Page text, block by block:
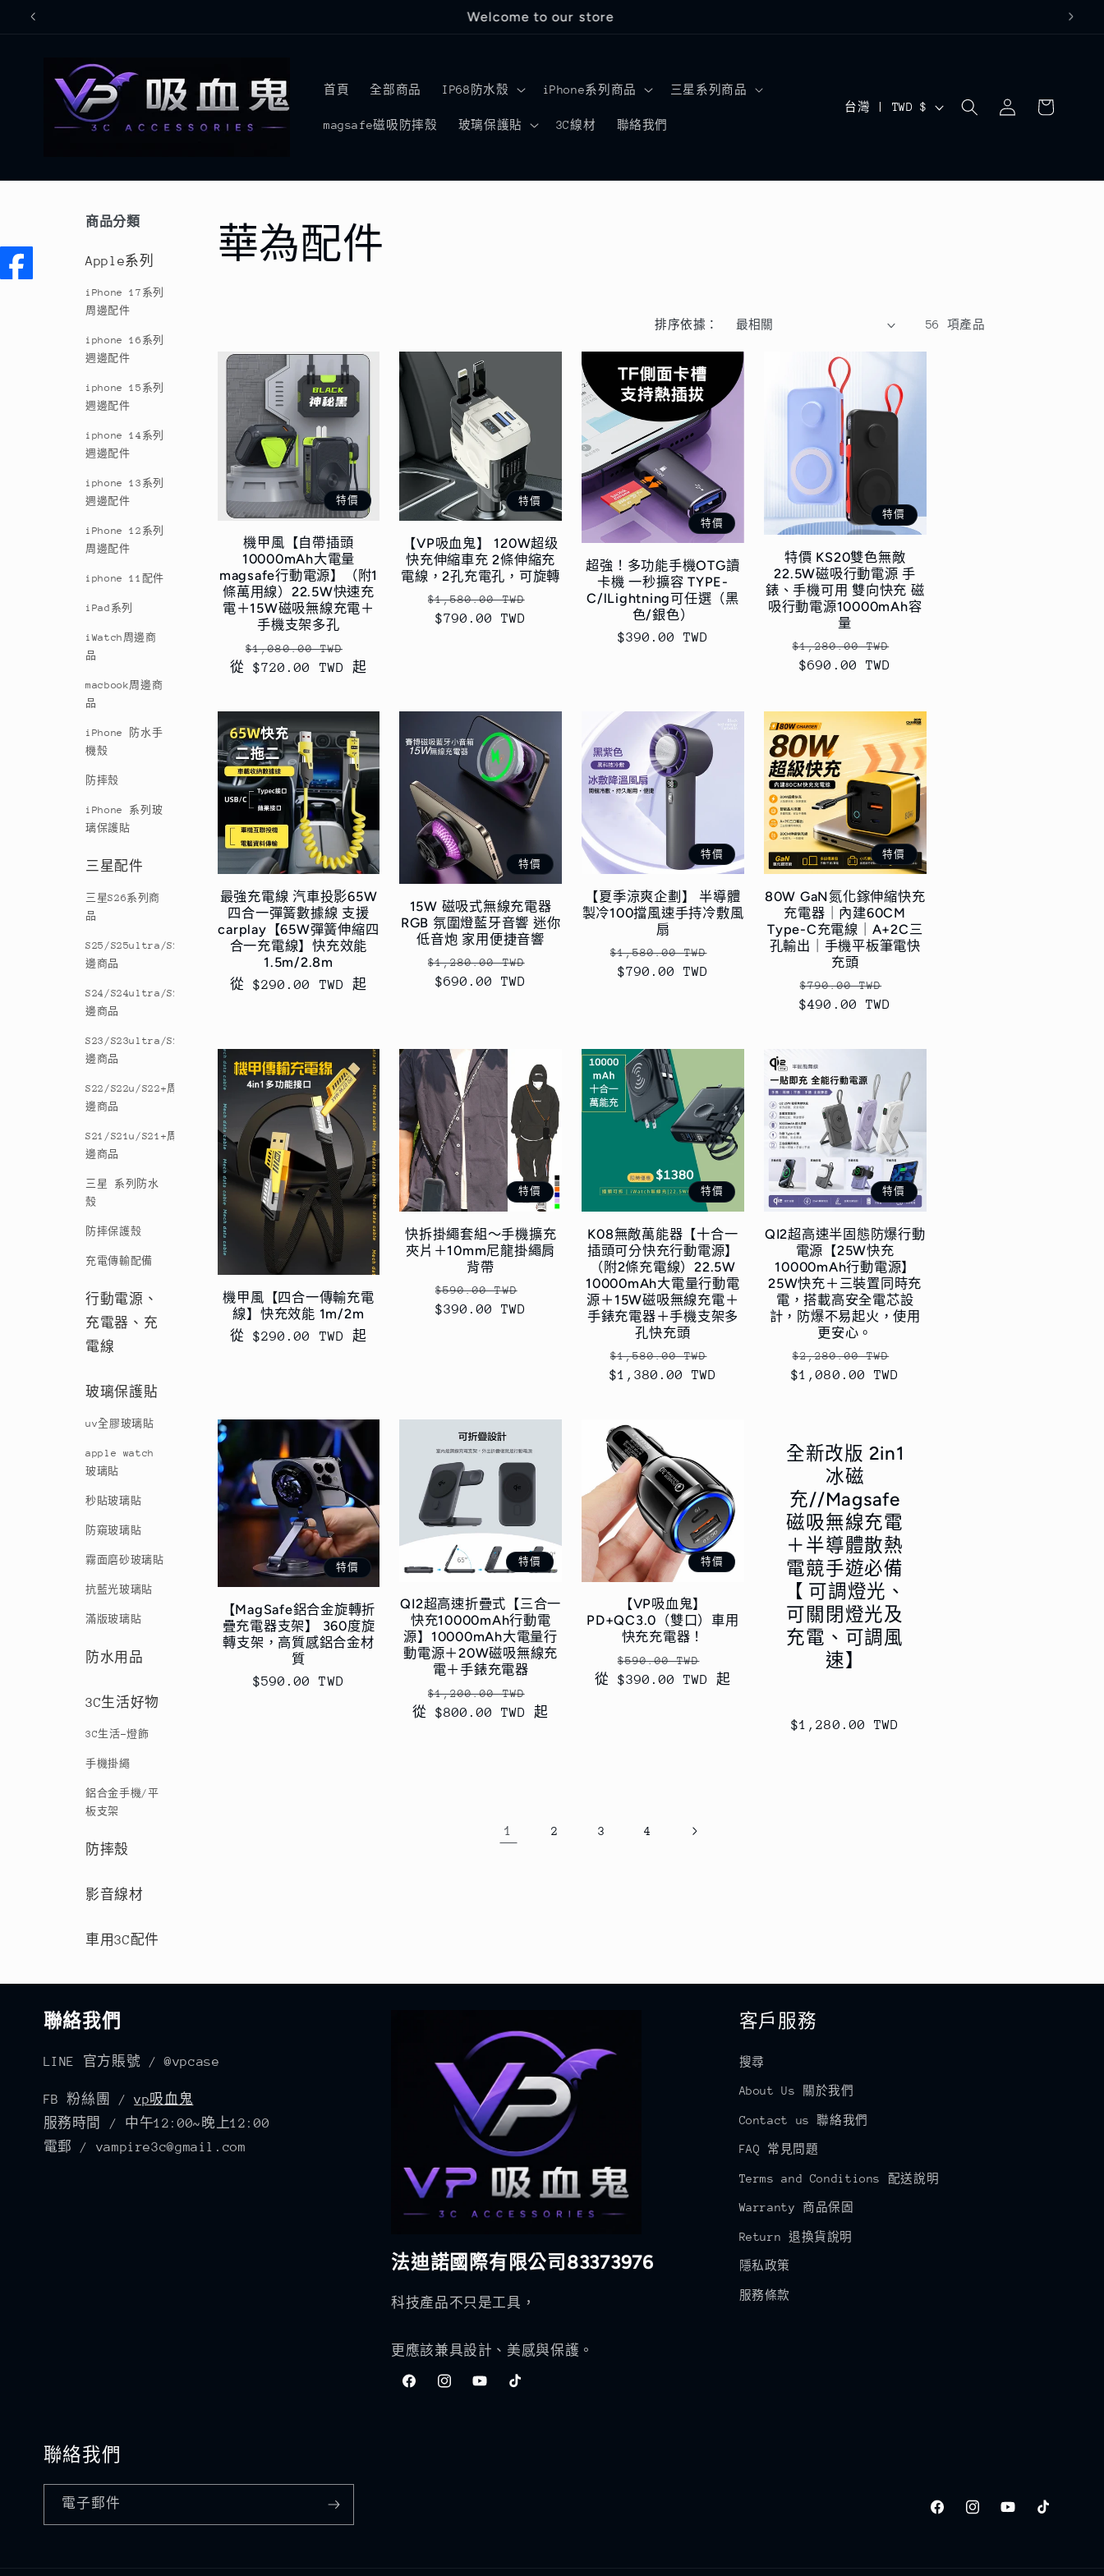
跳至內
Welcome to our store
首頁 全部商品 IP68防水殼 iPhone系列商品 三星系列商品
magsafe磁吸防摔殼 玻璃保護貼 3C線材 聯絡我們
國
台灣 | TWD $
登
入
物
商品分類
Apple系列
iPhone 17系列
周邊配件
iphone 16系列
週邊配件
iphone 15系列
週邊配件
iphone 14系列
週邊配件
iphone 13系列
週邊配件
iPhone 12系列
周邊配件
iphone 11配件
iPad系列
iWatch周邊商
品
macbook周邊商
品
iPhone 防水手
機殼
防摔殼
iPhone 系列玻
璃保護貼
三星配件
三星S26系列商
品
S25/S25ultra/S25+周
邊商品
S24/S24ultra/S24+周
邊商品
S23/S23ultra/S23+周
邊商品
S22/S22u/S22+周
邊商品
S21/S21u/S21+周
邊商品
三星 系列防水
殼
防摔保護殼
充電傳輸配備
行動電源、
充電器、充
電線
玻璃保護貼
uv全膠玻璃貼
apple watch
玻璃貼
秒貼玻璃貼
防窺玻璃貼
霧面磨砂玻璃貼
抗藍光玻璃貼
滿版玻璃貼
防水用品
3C生活好物
3C生活-燈飾
手機掛繩
鋁合金手機/平
板支架
防摔殼
影音線材
車用3C配件
商
系
列
:
華為配件
排序依據： 56 項產品
特價
機甲風【自帶插頭
10000mAh大電量
magsafe行動電源】（附1
條萬用線）22.5W快速充
電＋15W磁吸無線充電＋
手機支架多孔
定
價
$1,080.00 TWD
價
從 $720.00 TWD 起
特價
【VP吸血鬼】 120W超级
快充伸縮車充 2條伸縮充
電線，2孔充電孔，可旋轉
定
價
$1,580.00 TWD
$790.00 TWD
特價
超強！多功能手機OTG讀
卡機 一秒擴容 TYPE-
C/lLightning可任選（黑
色/銀色）
售
$390.00 TWD
特價
特價 KS20雙色無敵
22.5W磁吸行動電源 手
錶、手機可用 雙向快充 磁
吸行動電源10000mAh容
量
定
價
$1,280.00 TWD
$690.00 TWD
最強充電線 汽車投影65W
四合一彈簧數據線 支援
carplay【65W彈簧伸縮四
合一充電線】快充效能
1.5m/2.8m
定
從 $290.00 TWD 起
特價
15W 磁吸式無線充電器
RGB 氛圍燈藍牙音響 迷你
低音炮 家用便捷音響
定
價
$1,280.00 TWD
$690.00 TWD
特價
【夏季涼爽企劃】 半導體
製冷100擋風速手持冷敷風
扇
定
價
$1,580.00 TWD
$790.00 TWD
特價
80W GaN氮化鎵伸縮快充
充電器｜內建60CM
Type-C充電線｜A+2C三
孔輸出｜手機平板筆電快
充頭
定
價
$790.00 TWD
$490.00 TWD
機甲風【四合一傳輸充電
線】快充效能 1m/2m
定
從 $290.00 TWD 起
特價
快拆掛繩套組～手機擴充
夾片＋10mm尼龍掛繩肩
背帶
定
價
$590.00 TWD
$390.00 TWD
特價
K08無敵萬能器【十合一
插頭可分快充行動電源】
（附2條充電線）22.5W
10000mAh大電量行動電
源＋15W磁吸無線充電＋
手錶充電器＋手機支架多
孔快充頭
定
價
$1,580.00 TWD
$1,380.00 TWD
特價
QI2超高速半固態防爆行動
電源【25W快充
10000mAh行動電源】
25W快充＋三裝置同時充
電，搭載高安全電芯設
計，防爆不易起火，使用
更安心。
定
價
$2,280.00 TWD
$1,080.00 TWD
特價
【MagSafe鋁合金旋轉折
疊充電器支架】 360度旋
轉支架，高質感鋁合金材
質
售
$590.00 TWD
特價
QI2超高速折疊式【三合一
快充10000mAh行動電
源】10000mAh大電量行
動電源＋20W磁吸無線充
電＋手錶充電器
定
價
$1,200.00 TWD
價
從 $800.00 TWD 起
特價
【VP吸血鬼】
PD+QC3.0（雙口）車用
快充充電器！
定
價
$590.00 TWD
價
從 $390.00 TWD 起
全新改版 2in1
冰磁
充//Magsafe
磁吸無線充電
＋半導體散熱
電競手遊必備
【 可調燈光、
可關閉燈光及
充電、可調風
速】
定
$1,280.00 TWD
1 2 3 4
聯絡我們
LINE 官方賬號 / @vpcase
FB 粉絲團 /vp吸血鬼
服務時間 / 中午12:00~晚上12:00
電郵 / vampire3c@gmail.com
法迪諾國際有限公司83373976
科技產品不只是工具，
更應該兼具設計、美感與保護。
FacebookInstagramYouTubeTikTok
客戶服務
搜尋
About Us 關於我們
Contact us 聯絡我們
FAQ 常見問題
Terms and Conditions 配送說明
Warranty 商品保固
Return 退換貨說明
隱私政策
服務條款
聯絡我們
電子郵件
FacebookInstagramYouTubeTikTok